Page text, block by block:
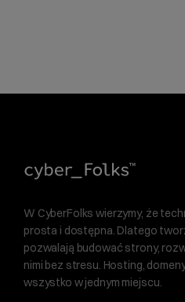
W CyberFolks wierzymy, że
prosta i dostępna. Dlatego
pozwalają budować strony,
nimi bez stresu. Hosting,
wszystko w jednym miejscu.